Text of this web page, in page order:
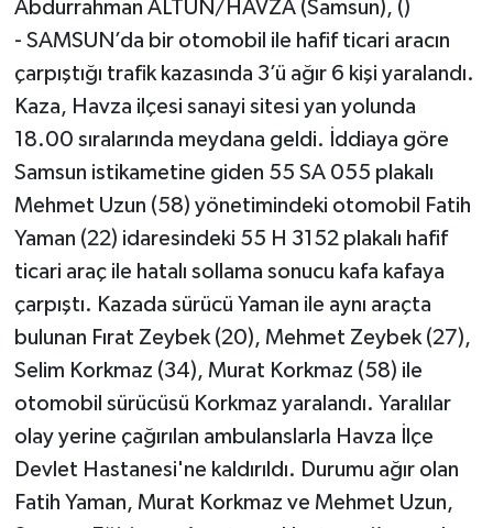
Abdurrahman ALTUN/HAVZA (Samsun), ()
- SAMSUN’da bir otomobil ile hafif ticari aracın
çarpıştığı trafik kazasında 3’ü ağır 6 kişi yaralandı.
Kaza, Havza ilçesi sanayi sitesi yan yolunda
18.00 sıralarında meydana geldi. İddiaya göre
Samsun istikametine giden 55 SA 055 plakalı
Mehmet Uzun (58) yönetimindeki otomobil Fatih
Yaman (22) idaresindeki 55 H 3152 plakalı hafif
ticari araç ile hatalı sollama sonucu kafa kafaya
çarpıştı. Kazada sürücü Yaman ile aynı araçta
bulunan Fırat Zeybek (20), Mehmet Zeybek (27),
Selim Korkmaz (34), Murat Korkmaz (58) ile
otomobil sürücüsü Korkmaz yaralandı. Yaralılar
olay yerine çağırılan ambulanslarla Havza İlçe
Devlet Hastanesi'ne kaldırıldı. Durumu ağır olan
Fatih Yaman, Murat Korkmaz ve Mehmet Uzun,
GENEL
GÜNDEM
Güvenlik
HABERDE İNSAN
İNSAN
İş Dünyası
Kadın
KÜLTÜR SANAT